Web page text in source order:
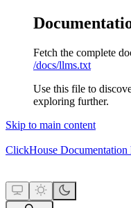
Fetch the complete
/docs/llms.txt
Use this file to
exploring further.
Skip to main content
ClickHouse Documentation